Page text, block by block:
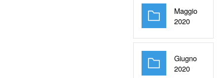
Maggio
2020Cartella
Giugno
2020Cartella